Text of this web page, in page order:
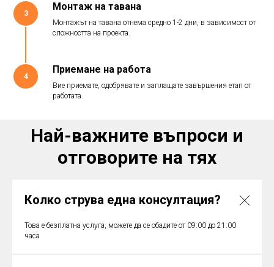
3
Монтаж на тавана
Монтажът на тавана отнема средно 1-2 дни, в зависимост от
сложността на проекта.
4
Приемане на работа
Вие приемате, одобрявате и заплащате завършения етап от
работата.
Най-важните въпроси и
отговорите на тях
Колко струва една консултация?
Това е безплатна услуга, можете да се обадите от 09:00 до 21:00
часа